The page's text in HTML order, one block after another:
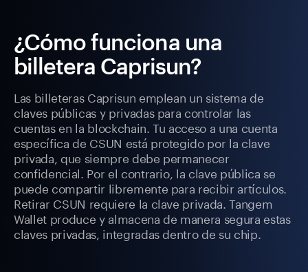
¿Cómo funciona una
billetera Caprisun?
Las billeteras Caprisun emplean un sistema de
claves públicas y privadas para controlar las
cuentas en la blockchain. Tu acceso a una cuenta
específica de CSUN está protegido por la clave
privada, que siempre debe permanecer
confidencial. Por el contrario, la clave pública se
puede compartir libremente para recibir artículos.
Retirar CSUN requiere la clave privada. Tangem
Wallet produce y almacena de manera segura estas
claves privadas, integradas dentro de su chip.